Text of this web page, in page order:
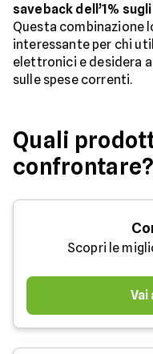
saveback dell’1%
Questa combinazione
interessante per chi
elettronici e desidera
sulle spese correnti.
Quali
confrontare?
Scopri le
Vai